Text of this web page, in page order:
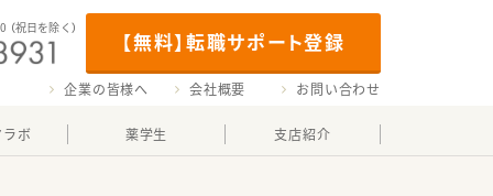
【無料】転職サポート登録
（祝日を除く）
企業の皆様へ 会社概要 お問い合わせ
ボ 薬学生 支店紹介